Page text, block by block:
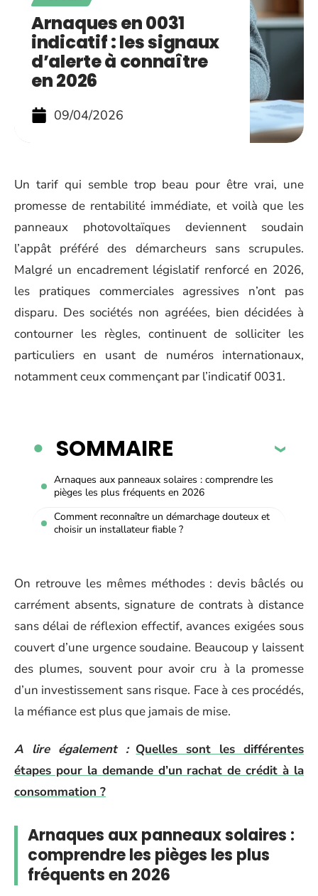
Arnaques en 0031
indicatif : les signaux
d’alerte à connaître
en 2026
09/04/2026
Un tarif qui semble trop beau pour être vrai, une
promesse de rentabilité immédiate, et voilà que les
panneaux photovoltaïques deviennent soudain
l’appât préféré des démarcheurs sans scrupules.
Malgré un encadrement législatif renforcé en 2026,
les pratiques commerciales agressives n’ont pas
disparu. Des sociétés non agréées, bien décidées à
contourner les règles, continuent de solliciter les
particuliers en usant de numéros internationaux,
notamment ceux commençant par l’indicatif 0031.
SOMMAIRE
Arnaques aux panneaux solaires : comprendre les
pièges les plus fréquents en 2026
Comment reconnaître un démarchage douteux et
choisir un installateur fiable ?
On retrouve les mêmes méthodes : devis bâclés ou
carrément absents, signature de contrats à distance
sans délai de réflexion effectif, avances exigées sous
couvert d’une urgence soudaine. Beaucoup y laissent
des plumes, souvent pour avoir cru à la promesse
d’un investissement sans risque. Face à ces procédés,
la méfiance est plus que jamais de mise.
A lire également : Quelles sont les différentes
étapes pour la demande d’un rachat de crédit à la
consommation ?
Arnaques aux panneaux solaires :
comprendre les pièges les plus
fréquents en 2026